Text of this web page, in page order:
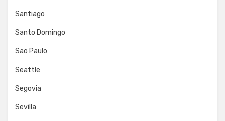
Santiago
Santo Domingo
Sao Paulo
Seattle
Segovia
Sevilla